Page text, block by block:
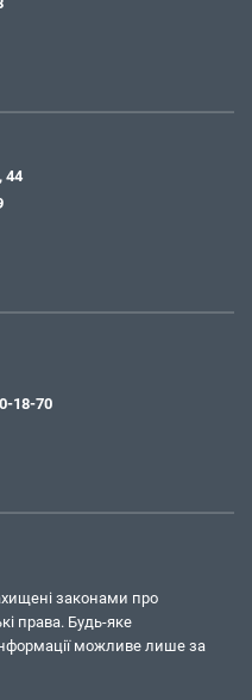
44
18-70
законами про
права. Будь-яке
можливе лише за